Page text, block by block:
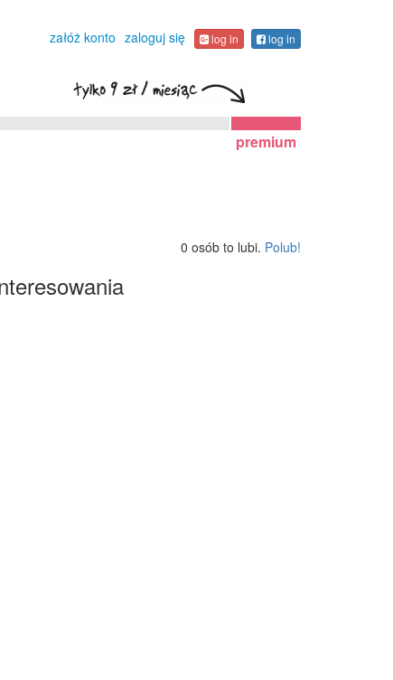
załóż konto zaloguj się log in log in
premium
0 osób to lubi. Polub!